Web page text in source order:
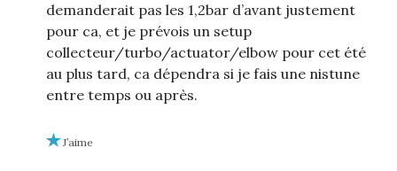
demanderait pas les 1,2bar d’avant justement
pour ca, et je prévois un setup
collecteur/turbo/actuator/elbow pour cet été
au plus tard, ca dépendra si je fais une nistune
entre temps ou après.
J’aime